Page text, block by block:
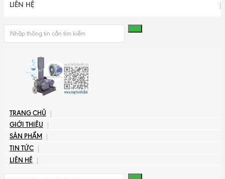
LIÊN HỆ
TRANG CHỦ
GIỚI THIỆU
SẢN PHẨM
TIN TỨC
LIÊN HỆ